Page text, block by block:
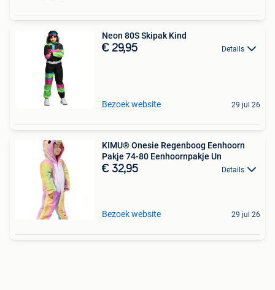
Neon 80S Skipak Kind
€ 29,95 Details
Bezoek website 29 jul 26
KIMU® Onesie Regenboog Eenhoorn
Pakje 74-80 Eenhoornpakje Un
€ 32,95 Details
Bezoek website 29 jul 26